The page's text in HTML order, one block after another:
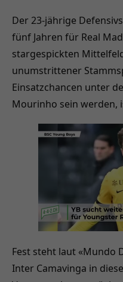
Der 23-jährige
fünf Jahren für Real
stargespickten
unumstrittener
Einsatzchancen unter
Mourinho sein werden,
Fest steht laut «Mundo
Inter Camavinga in